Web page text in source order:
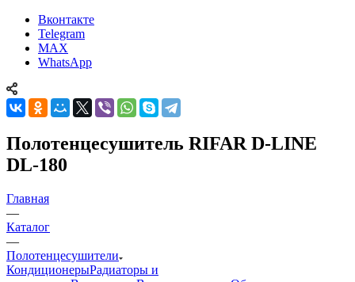
Вконтакте
Telegram
MAX
WhatsApp
Полотенцесушитель RIFAR D-LINE
DL-180
Главная
—
Каталог
—
Полотенцесушители
КондиционерыРадиаторы и